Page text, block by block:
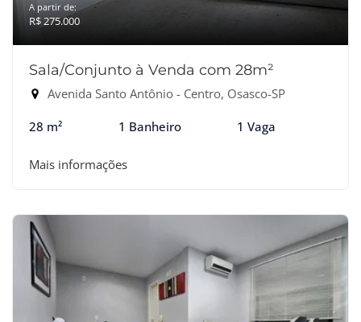
A partir de:
R$ 275.000
Sala/Conjunto à Venda com 28m²
Avenida Santo Antônio - Centro, Osasco-SP
28 m² 1 Banheiro 1 Vaga
Mais informações